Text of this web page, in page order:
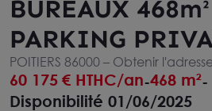
BUREAUX
PARKING
POITIERS 86000 – Obtenir
60 175 € HTHC/an-468 m²-
Disponibilité 01/06/2025